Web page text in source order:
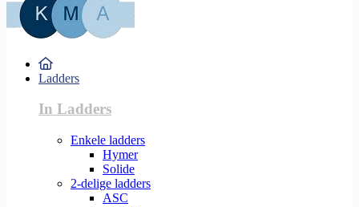
Ladders
In Ladders
Enkele ladders
Hymer
Solide
2-delige ladders
ASC